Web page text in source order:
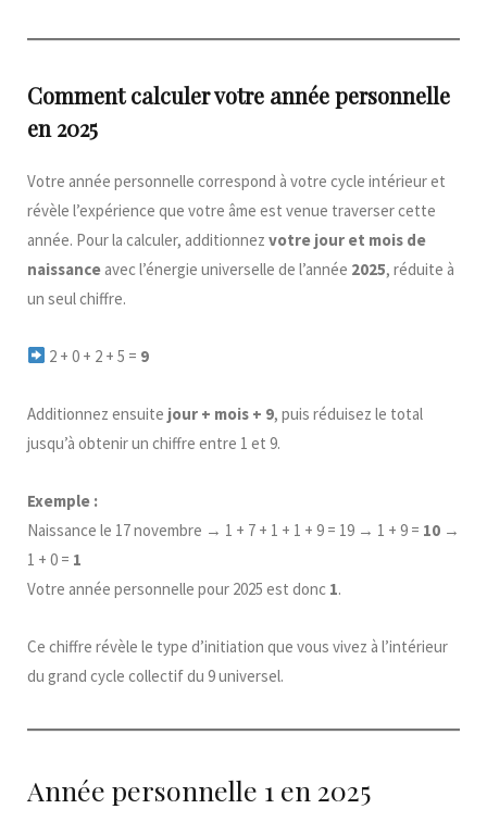
Comment calculer votre année personnelle
en 2025
Votre année personnelle correspond à votre cycle intérieur et
révèle l’expérience que votre âme est venue traverser cette
année. Pour la calculer, additionnez votre jour et mois de
naissance avec l’énergie universelle de l’année 2025, réduite à
un seul chiffre.
2 + 0 + 2 + 5 = 9
Additionnez ensuite jour + mois + 9, puis réduisez le total
jusqu’à obtenir un chiffre entre 1 et 9.
Exemple :
Naissance le 17 novembre → 1 + 7 + 1 + 1 + 9 = 19 → 1 + 9 = 10 →
1 + 0 = 1
Votre année personnelle pour 2025 est donc 1.
Ce chiffre révèle le type d’initiation que vous vivez à l’intérieur
du grand cycle collectif du 9 universel.
Année personnelle 1 en 2025